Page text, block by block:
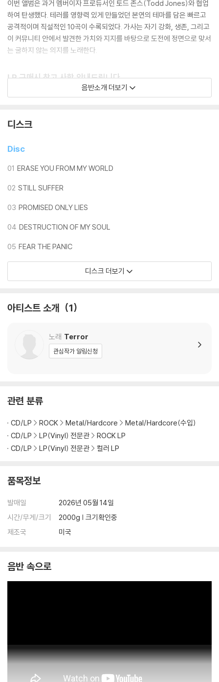
이번 앨범은 과거 멤버이자 프로듀서인 토드 존스(Todd Jones)와 협업
하여 탄생했다. 테러를 영향력 있게 만들었던 본연의 테마를 담은 빠르고
공격적이며 직설적인 10곡이 수록되었다. 가사는 자기 강화, 생존, 그리고
이 커뮤니티 안에서 발견한 가치와 지지를 바탕으로 도전에 정면으로 맞서
는 굴하지 않는 의지를 노래한다.
LP 구매시 참고 사항 안내드립니다.
※ 재킷/구성품/포장 상태
할 수 있으며 속지(이너 슬리브)는 디스크와의 접촉으로 인해 갈라질 수
있습니다.
외관상 불량 확인되는 상품을 개봉 시엔 반품/교환 처리 불가합니다.
닐은 품질보증대상이 아닙니다.
4) 디지털 다운로드 코드는 본사에서 공지 없이 증정 종료될 수 있습니다.
1) 침압 조절 기능이 없는 턴테이블을 사용하시는 경우, (주로 올인원 형태
수 있습니다.
기기 문제로 인해 발생하는 재생 불량 현상에 대해서는 반품/교환이 불가
하니 침압 조절이 가능한 기기에서 재생하실 것을 권유 드립니다.
3) 바늘에 먼지가 쌓이는 경우에도 재생이 원활하지 않을 수 있습니다.
※ 디스크 외관 불량
1) 열을 가하여 제작하는 바이닐 공정 특성상 디스크 표면이 미세하게 울
렁거리거나 휘어지는 경우가 있습니다.
지되도록 디스크 센터 홀 구경이 작게 제작되는 경우가 있습니다. 턴테이
하시면 해결됩니다.
3) 디스크에 미세한 잔 흠집이 남아있거나 인쇄 면이 깨끗하지 않은 경우
가 있으며, 이는 상품의 불량이 아닙니다. 단, 재생에 이상이 있는 경우에는
※ 컬러 디스크
다.
1) 컬러 디스크는 웹 이미지와 실제 색상이 차이가 날 수 있습니다.
2) 컬러 디스크의 특성상 제작 공정시 앨범마다 색상 차이가 나는 경우도
등이 발생할 수 있습니다.
문의 바랍니다.
2) LP는 잦은 배송 과정에서 재킷에 손상이 발생할 가능성이 높고 재판매
가 어려우므로 신중한 구매를 부탁드립니다.
음반소개 더보기
디스크
Disc
01 ERASE YOU FROM MY WORLD
02 STILL SUFFER
03 PROMISED ONLY LIES
04 DESTRUCTION OF MY SOUL
05 FEAR THE PANIC
디스크 더보기
아티스트 소개 1
노래 Terror
관심작가 알림신청
관련 분류
CD/LP ROCK Metal/Hardcore
Metal/Hardcore(수입)
CD/LP
LP(Vinyl) 전문관
ROCK LP
CD/LP
LP(Vinyl) 전문관 컬러 LP
품목정보
발매일
2026년 05월 14일
시간/무게/크기
2000g | 크기확인중
제조국
미국
음반 속으로